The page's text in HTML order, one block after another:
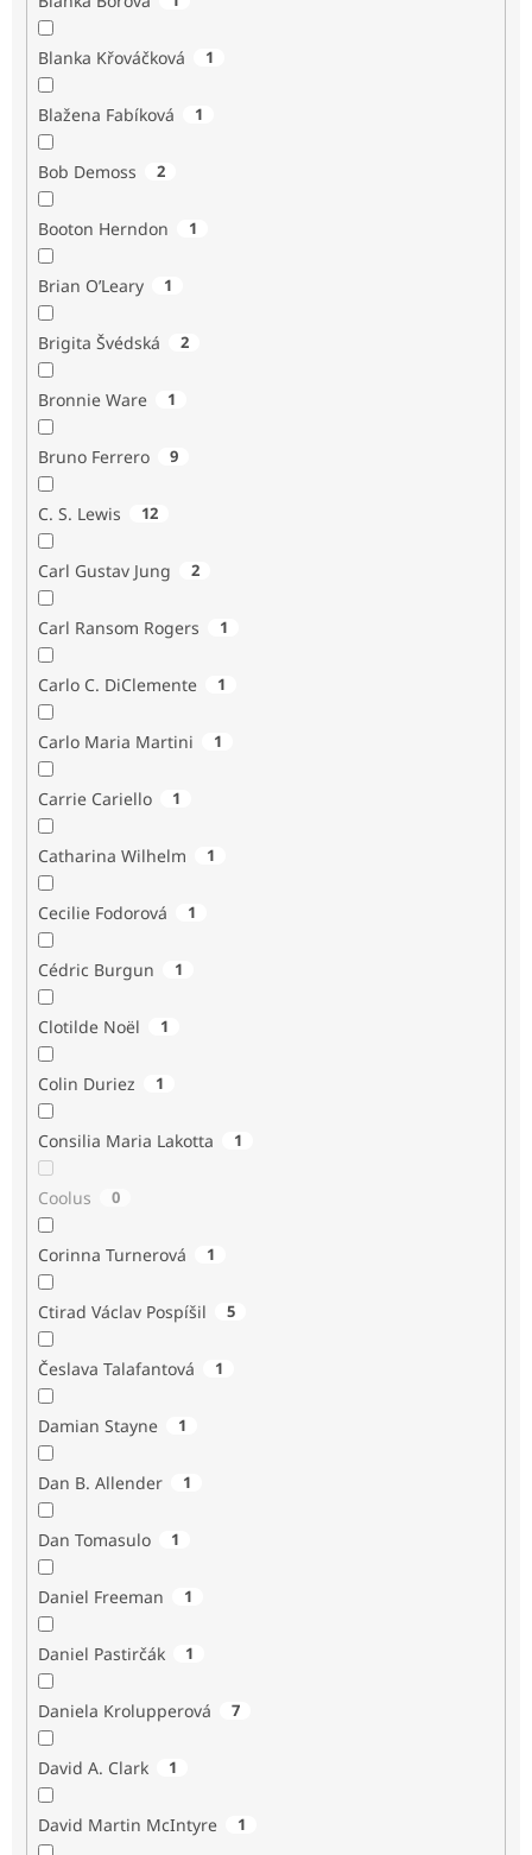
Blanka Křováčková 1
Blažena Fabíková 1
Bob Demoss 2
Booton Herndon 1
Brian O’Leary 1
Brigita Švédská 2
Bronnie Ware 1
Bruno Ferrero 9
C. S. Lewis 12
Carl Gustav Jung 2
Carl Ransom Rogers 1
Carlo C. DiClemente 1
Carlo Maria Martini 1
Carrie Cariello 1
Catharina Wilhelm 1
Cecilie Fodorová 1
Cédric Burgun 1
Clotilde Noël 1
Colin Duriez 1
Consilia Maria Lakotta 1
Coolus 0
Corinna Turnerová 1
Ctirad Václav Pospíšil 5
Česlava Talafantová 1
Damian Stayne 1
Dan B. Allender 1
Dan Tomasulo 1
Daniel Freeman 1
Daniel Pastirčák 1
Daniela Krolupperová 7
David A. Clark 1
David Martin McIntyre 1